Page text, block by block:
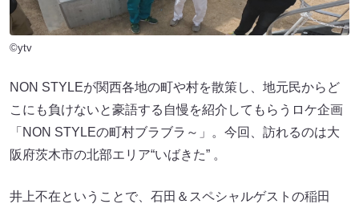
©ytv
NON STYLEが関西各地の町や村を散策し、地元民からど
こにも負けないと豪語する自慢を紹介してもらうロケ企画
「NON STYLEの町村ブラブラ～」。今回、訪れるのは大
阪府茨木市の北部エリア“いばきた” 。
井上不在ということで、石田＆スペシャルゲストの稲田